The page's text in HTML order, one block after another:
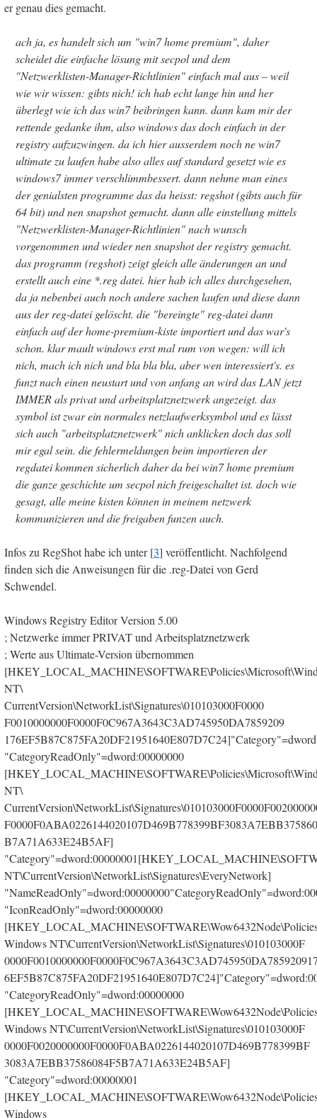
er genau dies gemacht.
ach ja, es handelt sich um "win7 home premium", daher
scheidet die einfache lösung mit secpol und dem
"Netzwerklisten-Manager-Richtlinien" einfach mal aus – weil
wie wir wissen: gibts nich! ich hab echt lange hin und her
überlegt wie ich das win7 beibringen kann. dann kam mir der
rettende gedanke ihm, also windows das doch einfach in der
registry aufzuzwingen. da ich hier ausserdem noch ne win7
ultimate zu laufen habe also alles auf standard gesetzt wie es
windows7 immer verschlimmbessert. dann nehme man eines
der genialsten programme das da heisst: regshot (gibts auch für
64 bit) und nen snapshot gemacht. dann alle einstellung mittels
"Netzwerklisten-Manager-Richtlinien" nach wunsch
vorgenommen und wieder nen snapshot der registry gemacht.
das programm (regshot) zeigt gleich alle änderungen an und
erstellt auch eine *.reg datei. hier hab ich alles durchgesehen,
da ja nebenbei auch noch andere sachen laufen und diese dann
aus der reg-datei gelöscht. die "bereingte" reg-datei dann
einfach auf der home-premium-kiste importiert und das war's
schon. klar mault windows erst mal rum von wegen: will ich
nich, mach ich nich und bla bla bla, aber wen interessiert's. es
funzt nach einen neustart und von anfang an wird das LAN jetzt
IMMER als privat und arbeitsplatznetzwerk angezeigt. das
symbol ist zwar ein normales netzlaufwerksymbol und es lässt
sich auch "arbeitsplatznetzwerk" nich anklicken doch das soll
mir egal sein. die fehlermeldungen beim importieren der
regdatei kommen sicherlich daher da bei win7 home premium
die ganze geschichte um secpol nich freigeschaltet ist. doch wie
gesagt, alle meine kisten können in meinem netzwerk
kommunizieren und die freigaben funzen auch.
Infos zu RegShot habe ich unter [3] veröffentlicht. Nachfolgend
finden sich die Anweisungen für die .reg-Datei von Gerd
Schwendel.
Windows Registry Editor Version 5.00
; Netzwerke immer PRIVAT und Arbeitsplatznetzwerk
; Werte aus Ultimate-Version übernommen
NT\
CurrentVersion\NetworkList\Signatures\010103000F0000
F0010000000F0000F0C967A3643C3AD745950DA7859209
"CategoryReadOnly"=dword:00000000
NT\
B7A71A633E24B5AF]
NT\CurrentVersion\NetworkList\Signatures\EveryNetwork]
"IconReadOnly"=dword:00000000
Windows NT\CurrentVersion\NetworkList\Signatures\010103000F
"CategoryReadOnly"=dword:00000000
Windows NT\CurrentVersion\NetworkList\Signatures\010103000F
0000F0020000000F0000F0ABA0226144020107D469B778399BF
3083A7EBB37586084F5B7A71A633E24B5AF]
"Category"=dword:00000001
Windows